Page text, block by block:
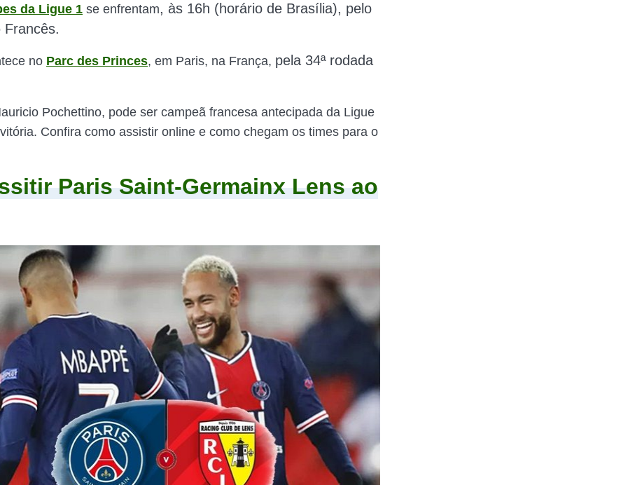
da Ligue 1 se enfrentam, às 16h (horário de Brasília), pelo
Francês.
no Parc des Princes, em Paris, na França, pela 34ª rodada
Pochettino, pode ser campeã francesa antecipada da Ligue
Confira como assistir online e como chegam os times para o
Paris Saint-Germainx Lens ao